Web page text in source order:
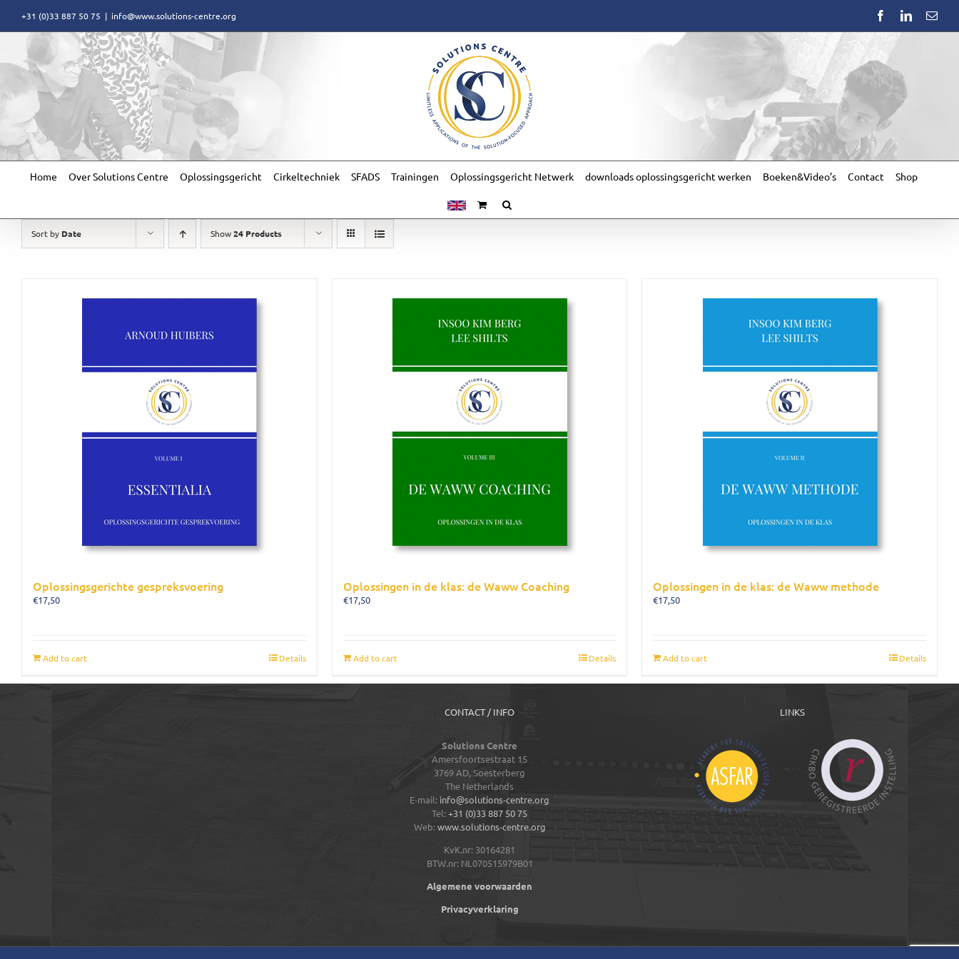
content
+31 (0)33 887 50 75 | info@www.solutions-centre.org FacebookLinkedIn
Home Over Solutions Centre Oplossingsgericht Cirkeltechniek SFADS Trainingen Oplossingsgericht Netwerk downloads oplossingsgericht werken Boeken&Video’s Contact Shop
Sort by Date Show24 Products
Oplossingsgerichte gespreksvoering
€17,50
Add to cart Details
Oplossingen in de klas: de Waww Coaching
€17,50
Add to cart Details
Oplossingen in de klas: de Waww methode
€17,50
Add to cart Details
CONTACT / INFO
Solutions Centre
Amersfoortsestraat 15
3769 AD,Soesterberg
The Netherlands
E-mail: info@solutions-centre.org
Tel:+31 (0)33 887 50 75
Web:www.solutions-centre.org
KvK.nr: 30164281
BTW.nr: NL070515979B01
Algemene voorwaarden
Privacyverklaring
LINKS